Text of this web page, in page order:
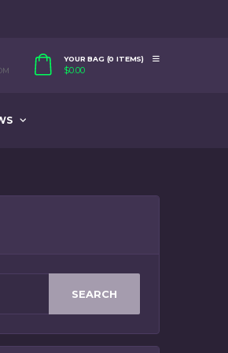
YOUR BAG (0 ITEMS)
$0.00
SEARCH